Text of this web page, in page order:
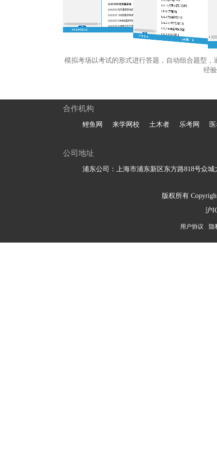
模拟考场以考试的形式进行答题，自动组合题型
经
合作机构
鲤鱼网 来学网校 土木者 乐考网
公司地址
浦东公司：上海市浦东新区东方路818号众城
版权所有
沪
用户协议 隐